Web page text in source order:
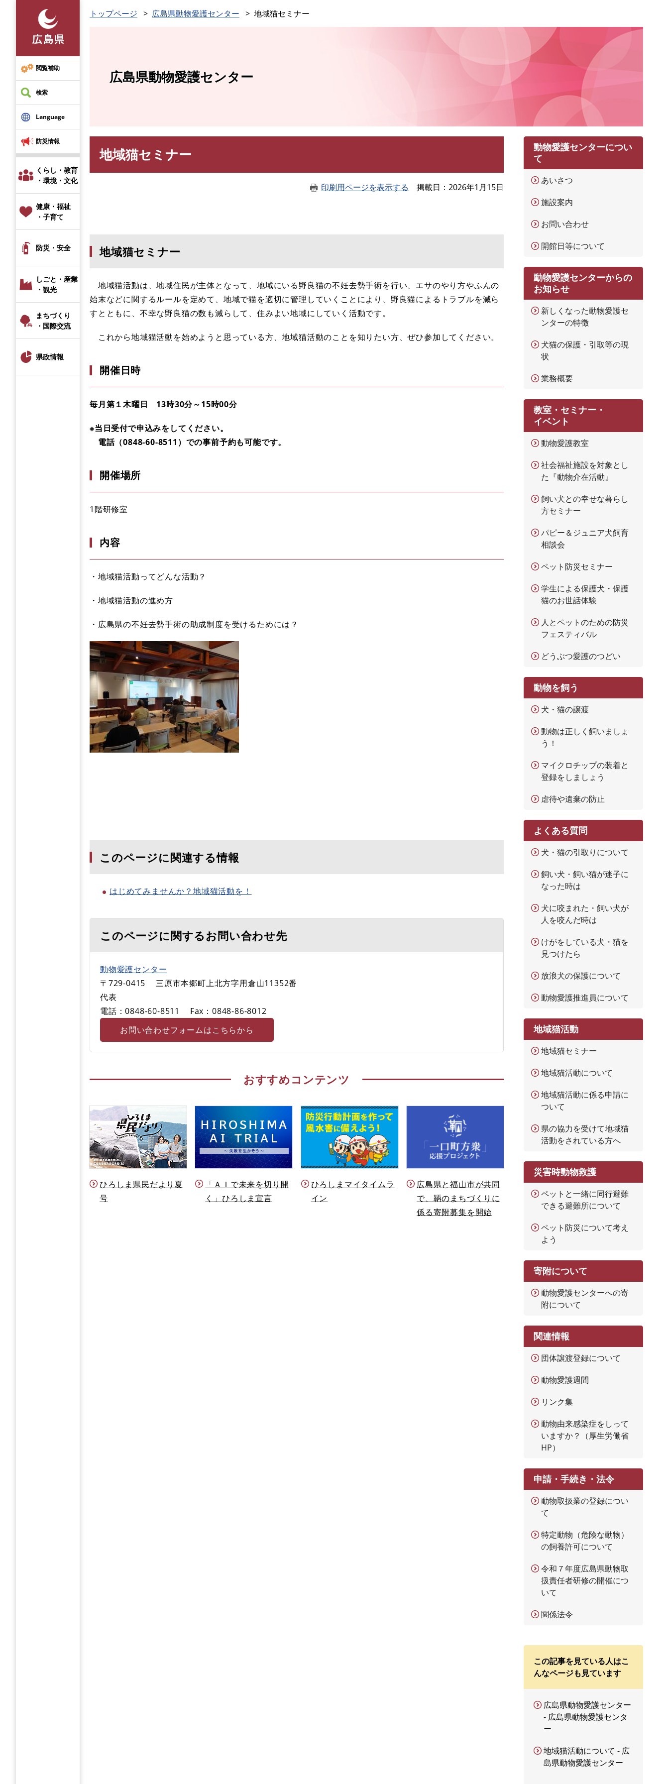
先
頭
で
す
閲覧補助
検索
Language
防災情報
くらし・教育
・環境・文化
健康・福祉
・子育て
防災・安全
しごと・産業
・観光
まちづくり
・国際交流
県政情報
トップページ 広島県動物愛護センター 地域猫セミナー
広島県動物愛護センター
地域猫セミナー
印刷用ページを表示する 掲載日 2026年1月15日
地域猫セミナー
地域猫活動は、地域住民が主体となって、地域にいる野良猫の不妊去勢手術を行い、エサのやり方やふんの
始末などに関するルールを定めて、地域で猫を適切に管理していくことにより、野良猫によるトラブルを減ら
すとともに、不幸な野良猫の数も減らして、住みよい地域にしていく活動です。
これから地域猫活動を始めようと思っている方、地域猫活動のことを知りたい方、ぜひ参加してください。
開催日時
毎月第１木曜日 13時30分～15時00分
※当日受付で申込みをしてください。
電話（0848-60-8511）での事前予約も可能です。
開催場所
1階研修室
内容
・地域猫活動ってどんな活動？
・地域猫活動の進め方
・広島県の不妊去勢手術の助成制度を受けるためには？
このページに関連する情報
はじめてみませんか？地域猫活動を！
このページに関するお問い合わせ先
動物愛護センター
〒729-0415
三原市本郷町上北方字用倉山11352番
代表
電話：0848-60-8511
Fax：0848-86-8012
お問い合わせフォームはこちらから
おすすめコンテンツ
ひろしま県民だより夏
号
「ＡＩで未来を切り開
く」ひろしま宣言
ひろしまマイタイムラ
イン
広島県と福山市が共同
で、鞆のまちづくりに
係る寄附募集を開始
動物愛護センターについ
て
あいさつ
施設案内
お問い合わせ
開館日等について
動物愛護センターからの
お知らせ
新しくなった動物愛護セ
ンターの特徴
犬猫の保護・引取等の現
状
業務概要
教室・セミナー・
イベント
動物愛護教室
社会福祉施設を対象とし
た『動物介在活動』
飼い犬との幸せな暮らし
方セミナー
パピー＆ジュニア犬飼育
相談会
ペット防災セミナー
学生による保護犬・保護
猫のお世話体験
人とペットのための防災
フェスティバル
どうぶつ愛護のつどい
動物を飼う
犬・猫の譲渡
動物は正しく飼いましょ
う！
マイクロチップの装着と
登録をしましょう
虐待や遺棄の防止
よくある質問
犬・猫の引取りについて
飼い犬・飼い猫が迷子に
なった時は
犬に咬まれた・飼い犬が
人を咬んだ時は
けがをしている犬・猫を
見つけたら
放浪犬の保護について
動物愛護推進員について
地域猫活動
地域猫セミナー
地域猫活動について
地域猫活動に係る申請に
ついて
県の協力を受けて地域猫
活動をされている方へ
災害時動物救護
ペットと一緒に同行避難
できる避難所について
ペット防災について考え
よう
寄附について
動物愛護センターへの寄
附について
関連情報
団体譲渡登録について
動物愛護週間
リンク集
動物由来感染症をしって
いますか？（厚生労働省
HP）
申請・手続き・法令
動物取扱業の登録につい
て
特定動物（危険な動物）
の飼養許可について
令和７年度広島県動物取
扱責任者研修の開催につ
いて
関係法令
この記事を見ている人はこ
んなページも見ています
広島県動物愛護センター
- 広島県動物愛護センタ
ー
地域猫活動について - 広
島県動物愛護センター